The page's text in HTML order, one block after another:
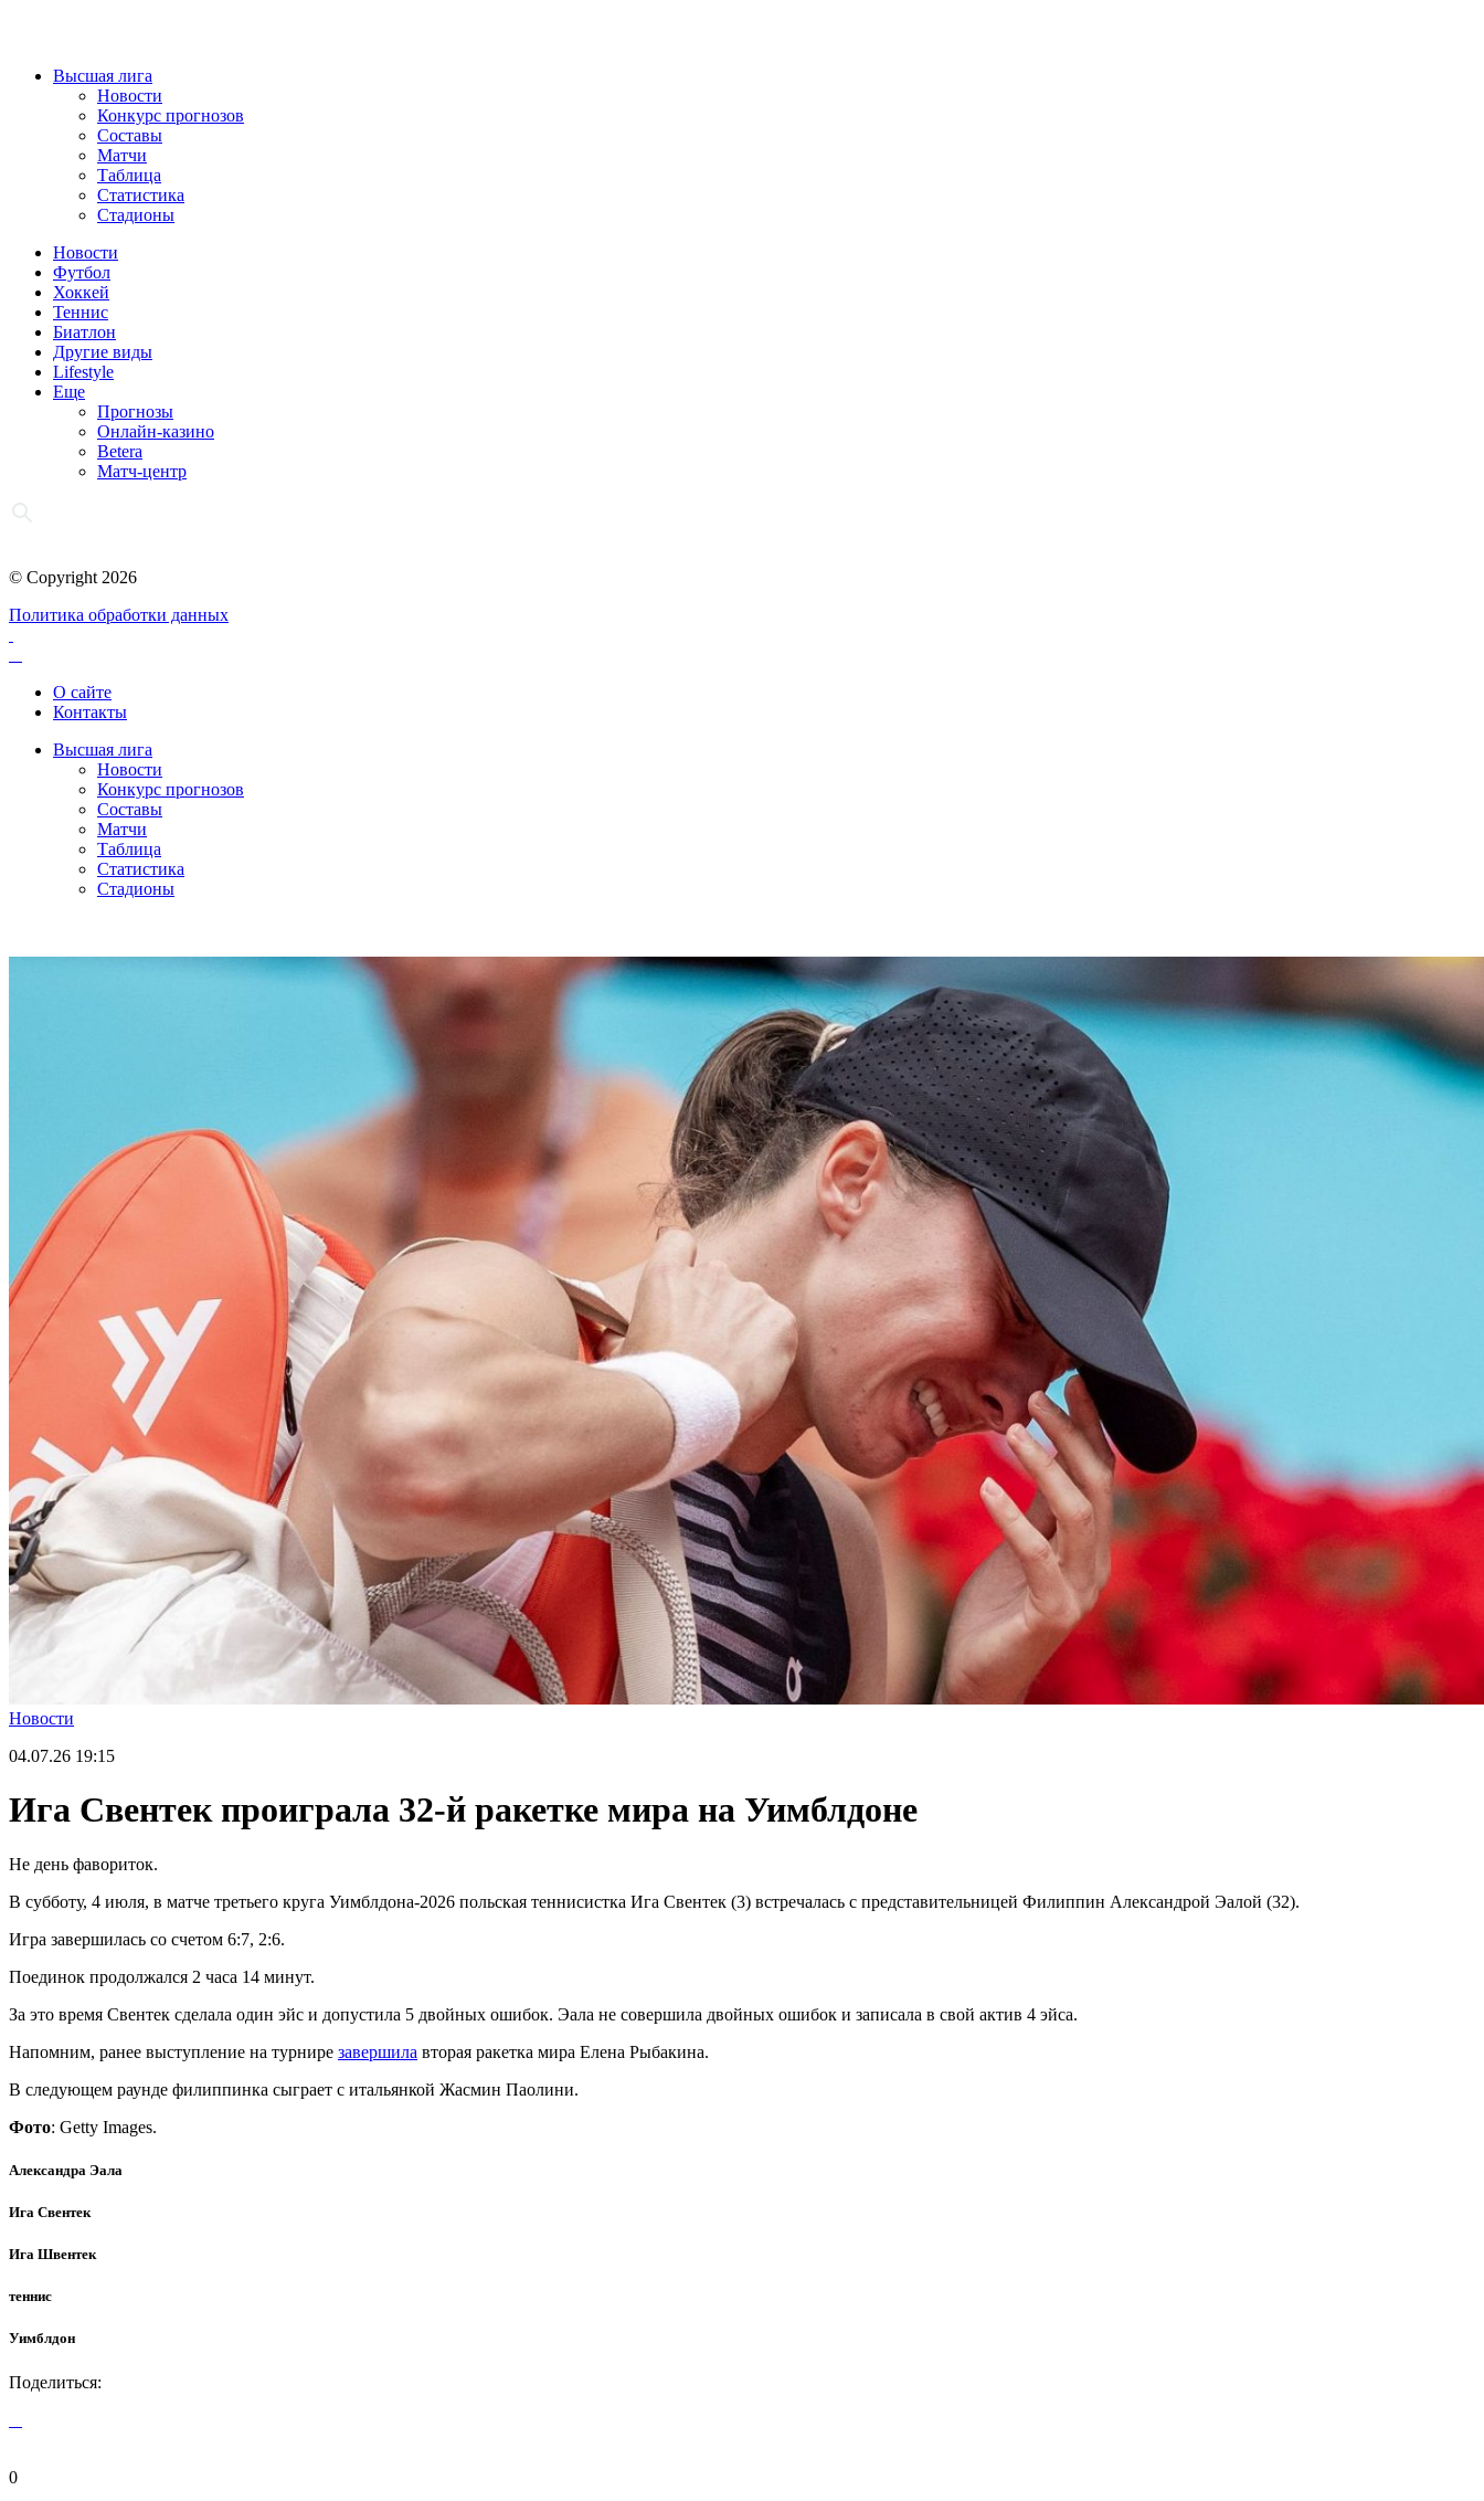
Высшая лига
Новости
Конкурс прогнозов
Составы
Матчи
Таблица
Статистика
Стадионы
Новости
Футбол
Хоккей
Теннис
Биатлон
Другие виды
Lifestyle
Еще
Прогнозы
Онлайн-казино
Betera
Матч-центр
© Copyright 2026
Политика обработки данных
О сайте
Контакты
Высшая лига
Новости
Конкурс прогнозов
Составы
Матчи
Таблица
Статистика
Стадионы
Новости
04.07.26 19:15
Ига Свентек проиграла 32-й ракетке мира на Уимблдоне
Не день фавориток.
В субботу, 4 июля, в матче третьего круга Уимблдона-2026 польская теннисистка Ига Свентек (3) встречалась с представительницей Филиппин Александрой Эалой (32).
Игра завершилась со счетом 6:7, 2:6.
Поединок продолжался 2 часа 14 минут.
За это время Свентек сделала один эйс и допустила 5 двойных ошибок. Эала не совершила двойных ошибок и записала в свой актив 4 эйса.
Напомним, ранее выступление на турнире завершила вторая ракетка мира Елена Рыбакина.
В следующем раунде филиппинка сыграет с итальянкой Жасмин Паолини.
Фото: Getty Images.
Александра Эала
Ига Свентек
Ига Швентек
теннис
Уимблдон
Поделиться:
0